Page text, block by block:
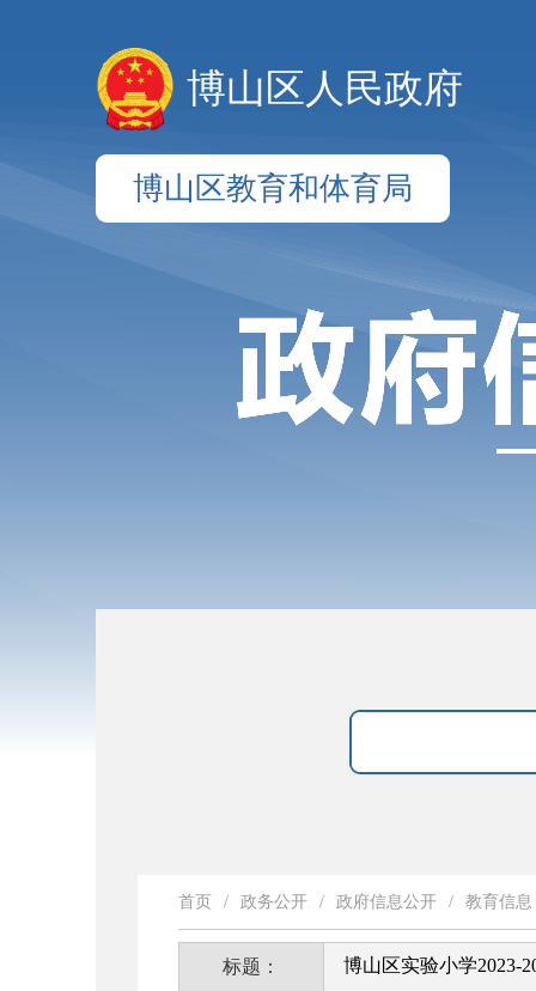
博山区人民政府
博山区教育和体育局
首页 / 政务公开 / 政府信息公开 / 教育信息
标题： 博山区实验小学2023-